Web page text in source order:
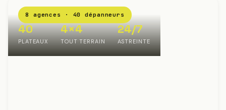
8 agences · 40 dépanneurs
40
PLATEAUX
4×4
TOUT TERRAIN
24/7
ASTREINTE